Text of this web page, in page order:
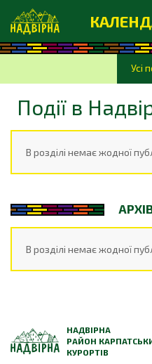
Усі
Події в
В розділі немає жодної
В розділі немає жодної
НАДВІРНА
РАЙОН
КУРОРТІВ